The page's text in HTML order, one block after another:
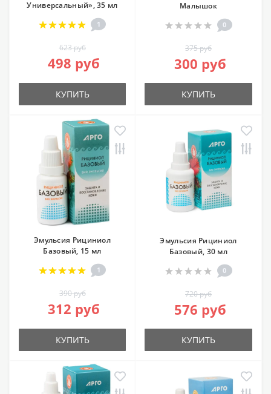
Универсальный», 35 мл
1
623 руб
498 руб
КУПИТЬ
Малышок
0
375 руб
300 руб
КУПИТЬ
Эмульсия Рициниол
Базовый, 15 мл
1
390 руб
312 руб
КУПИТЬ
Эмульсия Рициниол
Базовый, 30 мл
0
720 руб
576 руб
КУПИТЬ